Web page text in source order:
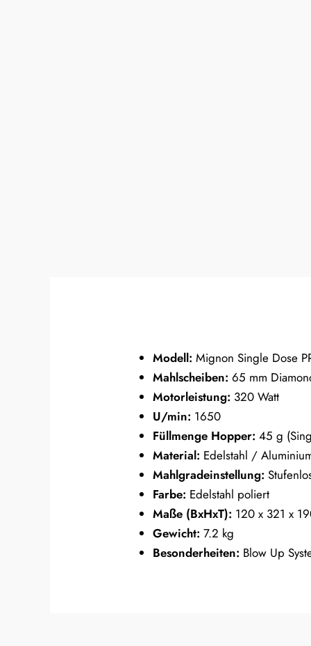
Modell: Mignon Single Dose
Mahlscheiben: 65 mm
Motorleistung: 320 Watt
U/min: 1650
Füllmenge Hopper: 45 g
Material: Edelstahl /
Mahlgradeinstellung:
Farbe: Edelstahl poliert
Maße (BxHxT): 120 x 321 x
Gewicht: 7.2 kg
Besonderheiten: Blow Up